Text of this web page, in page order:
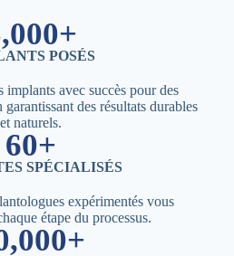
POSÉS
implants avec succès pour des
des résultats durables
et naturels.
60+
SPÉCIALISÉS
expérimentés vous
étape du processus.